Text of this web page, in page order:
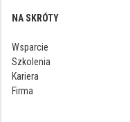
NA SKRÓTY
Wsparcie
Szkolenia
Kariera
Firma